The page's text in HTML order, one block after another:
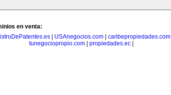
en venta:
USAnegocios.com caribepropiedades.com
tunegociopropio.com| propiedades.ec|